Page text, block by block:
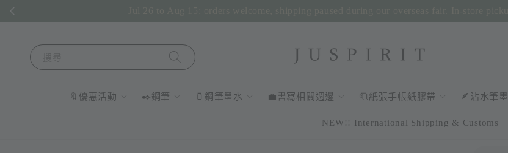
🔖優惠活動 ✒️鋼筆 🫙鋼筆墨水 💼書寫相關週邊 🧻紙張手帳紙膠帶 🪶沾水筆墨
NEW!! International Shipping & Customs